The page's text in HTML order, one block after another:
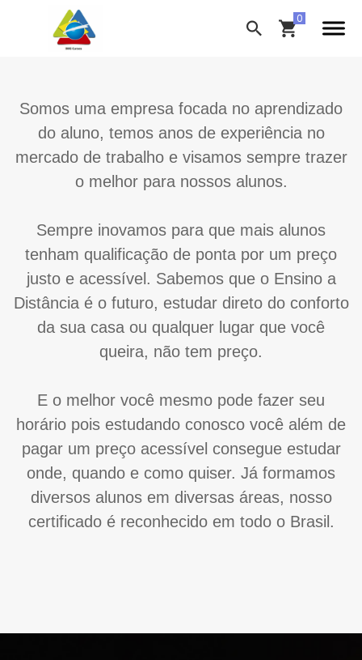
Somos uma empresa focada no aprendizado
do aluno, temos anos de experiência no
mercado de trabalho e visamos sempre trazer
o melhor para nossos alunos.
Sempre inovamos para que mais alunos
tenham qualificação de ponta por um preço
justo e acessível. Sabemos que o Ensino a
Distância é o futuro, estudar direto do conforto
da sua casa ou qualquer lugar que você
queira, não tem preço.
E o melhor você mesmo pode fazer seu
horário pois estudando conosco você além de
pagar um preço acessível consegue estudar
onde, quando e como quiser. Já formamos
diversos alunos em diversas áreas, nosso
certificado é reconhecido em todo o Brasil.